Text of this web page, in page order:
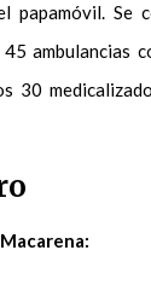
papamóvil. Se
ambulancias
30